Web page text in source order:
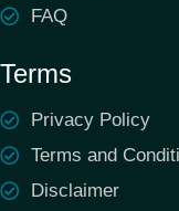
FAQ
Terms
Privacy Policy
Terms and
Disclaimer